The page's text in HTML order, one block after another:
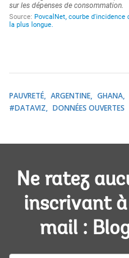
PAUVRETÉ ARGENTINE GHANA
#DATAVIZ
DONNÉES OUVERTES
Ne ratez
inscrivant
mail :